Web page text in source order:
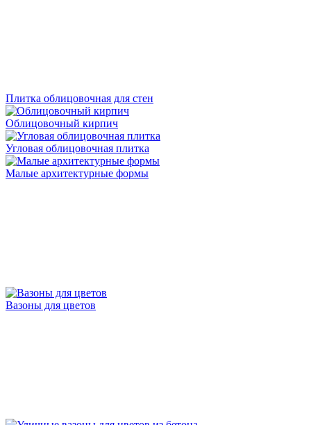
Плитка облицовочная для стен
Облицовочный кирпич
Угловая облицовочная плитка
Малые архитектурные формы
Вазоны для цветов